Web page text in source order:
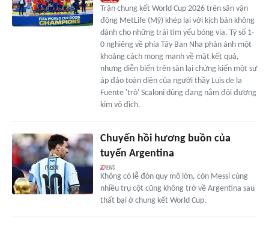
Trận chung kết World Cup 2026 trên sân vận
động MetLife (Mỹ) khép lại với kịch bản không
dành cho những trái tim yếu bóng vía. Tỷ số 1-
0 nghiêng về phía Tây Ban Nha phản ánh một
khoảng cách mong manh về mặt kết quả,
nhưng diễn biến trên sân lại chứng kiến một sự
áp đảo toàn diện của người thầy Luis de la
Fuente 'trò' Scaloni dùng đang nắm đội đương
kim vô địch.
Chuyến hồi hương buồn của
tuyển Argentina
Không có lễ đón quy mô lớn, còn Messi cùng
nhiều trụ cột cũng không trở về Argentina sau
thất bại ở chung kết World Cup.